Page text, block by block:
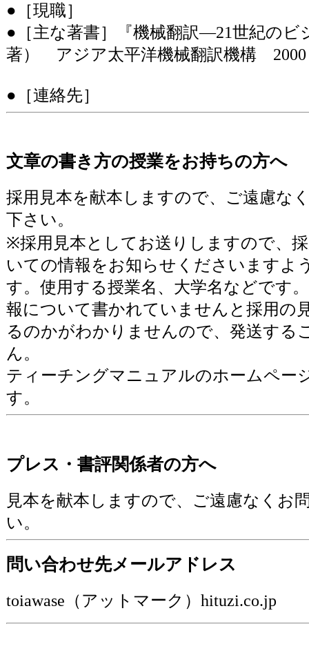
●［現職］
●［主な著書］『機械翻訳―21世紀のビ
著） アジア太平洋機械翻訳機構 2000
●［連絡先］
文章の書き方の授業をお持ちの方へ
採用見本を献本しますので、ご遠慮な
下さい。
※採用見本としてお送りしますので、
いての情報をお知らせくださいますよ
す。使用する授業名、大学名などです
報について書かれていませんと採用の
るのかがわかりませんので、発送する
ん。
ティーチングマニュアルのホームペー
す。
プレス・書評関係者の方へ
見本を献本しますので、ご遠慮なくお
い。
問い合わせ先メールアドレス
toiawase（アットマーク）hituzi.co.jp